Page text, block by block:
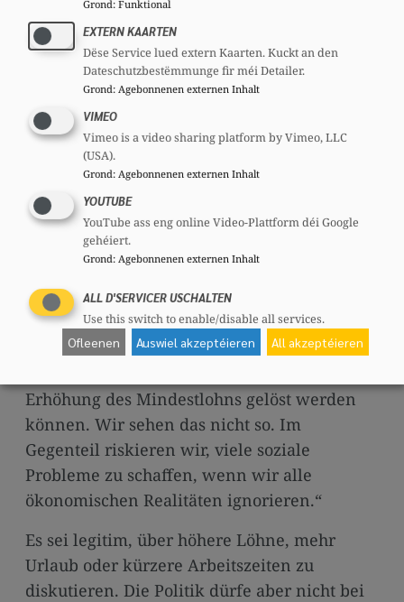
auf 4.400 Euro gestiegen.
„Das sind Fakten. Und deswegen ist die
Behauptung, die Kaufkraft wäre generell
gesunken schlicht falsch. Im Gegenteil
zeigen die Zahlen, dass die Kaufkraft von
vielen Haushalten gestiegen ist, die
Entlastungen kommen an.“ Mit der
geplanten Erhöhung des Mindestlohns um
6,3 Prozent, die kein Automatismus, sondern
eine politische Wahl sei, erreiche man den
Referenzwert von 60 Prozent des
Medianlohns.
„Einzelne scheinen überzeugt zu sein, dass
Erhöhung des Mindestlohns gelöst werden
können. Wir sehen das nicht so. Im
Gegenteil riskieren wir, viele soziale
Probleme zu schaffen, wenn wir alle
ökonomischen Realitäten ignorieren.“
Es sei legitim, über höhere Löhne, mehr
Urlaub oder kürzere Arbeitszeiten zu
diskutieren. Die Politik dürfe aber nicht bei
Grond: Funktional
EXTERN KAARTEN
Dëse Service lued extern Kaarten. Kuckt an den
Dateschutzbestëmmunge fir méi Detailer.
Grond: Agebonnenen externen Inhalt
VIMEO
Vimeo is a video sharing platform by Vimeo, LLC
(USA).
Grond: Agebonnenen externen Inhalt
YOUTUBE
YouTube ass eng online Video-Plattform déi Google
gehéiert.
Grond: Agebonnenen externen Inhalt
ALL D'SERVICER USCHALTEN
Use this switch to enable/disable all services.
Ofleenen Auswiel akzeptéieren All akzeptéieren